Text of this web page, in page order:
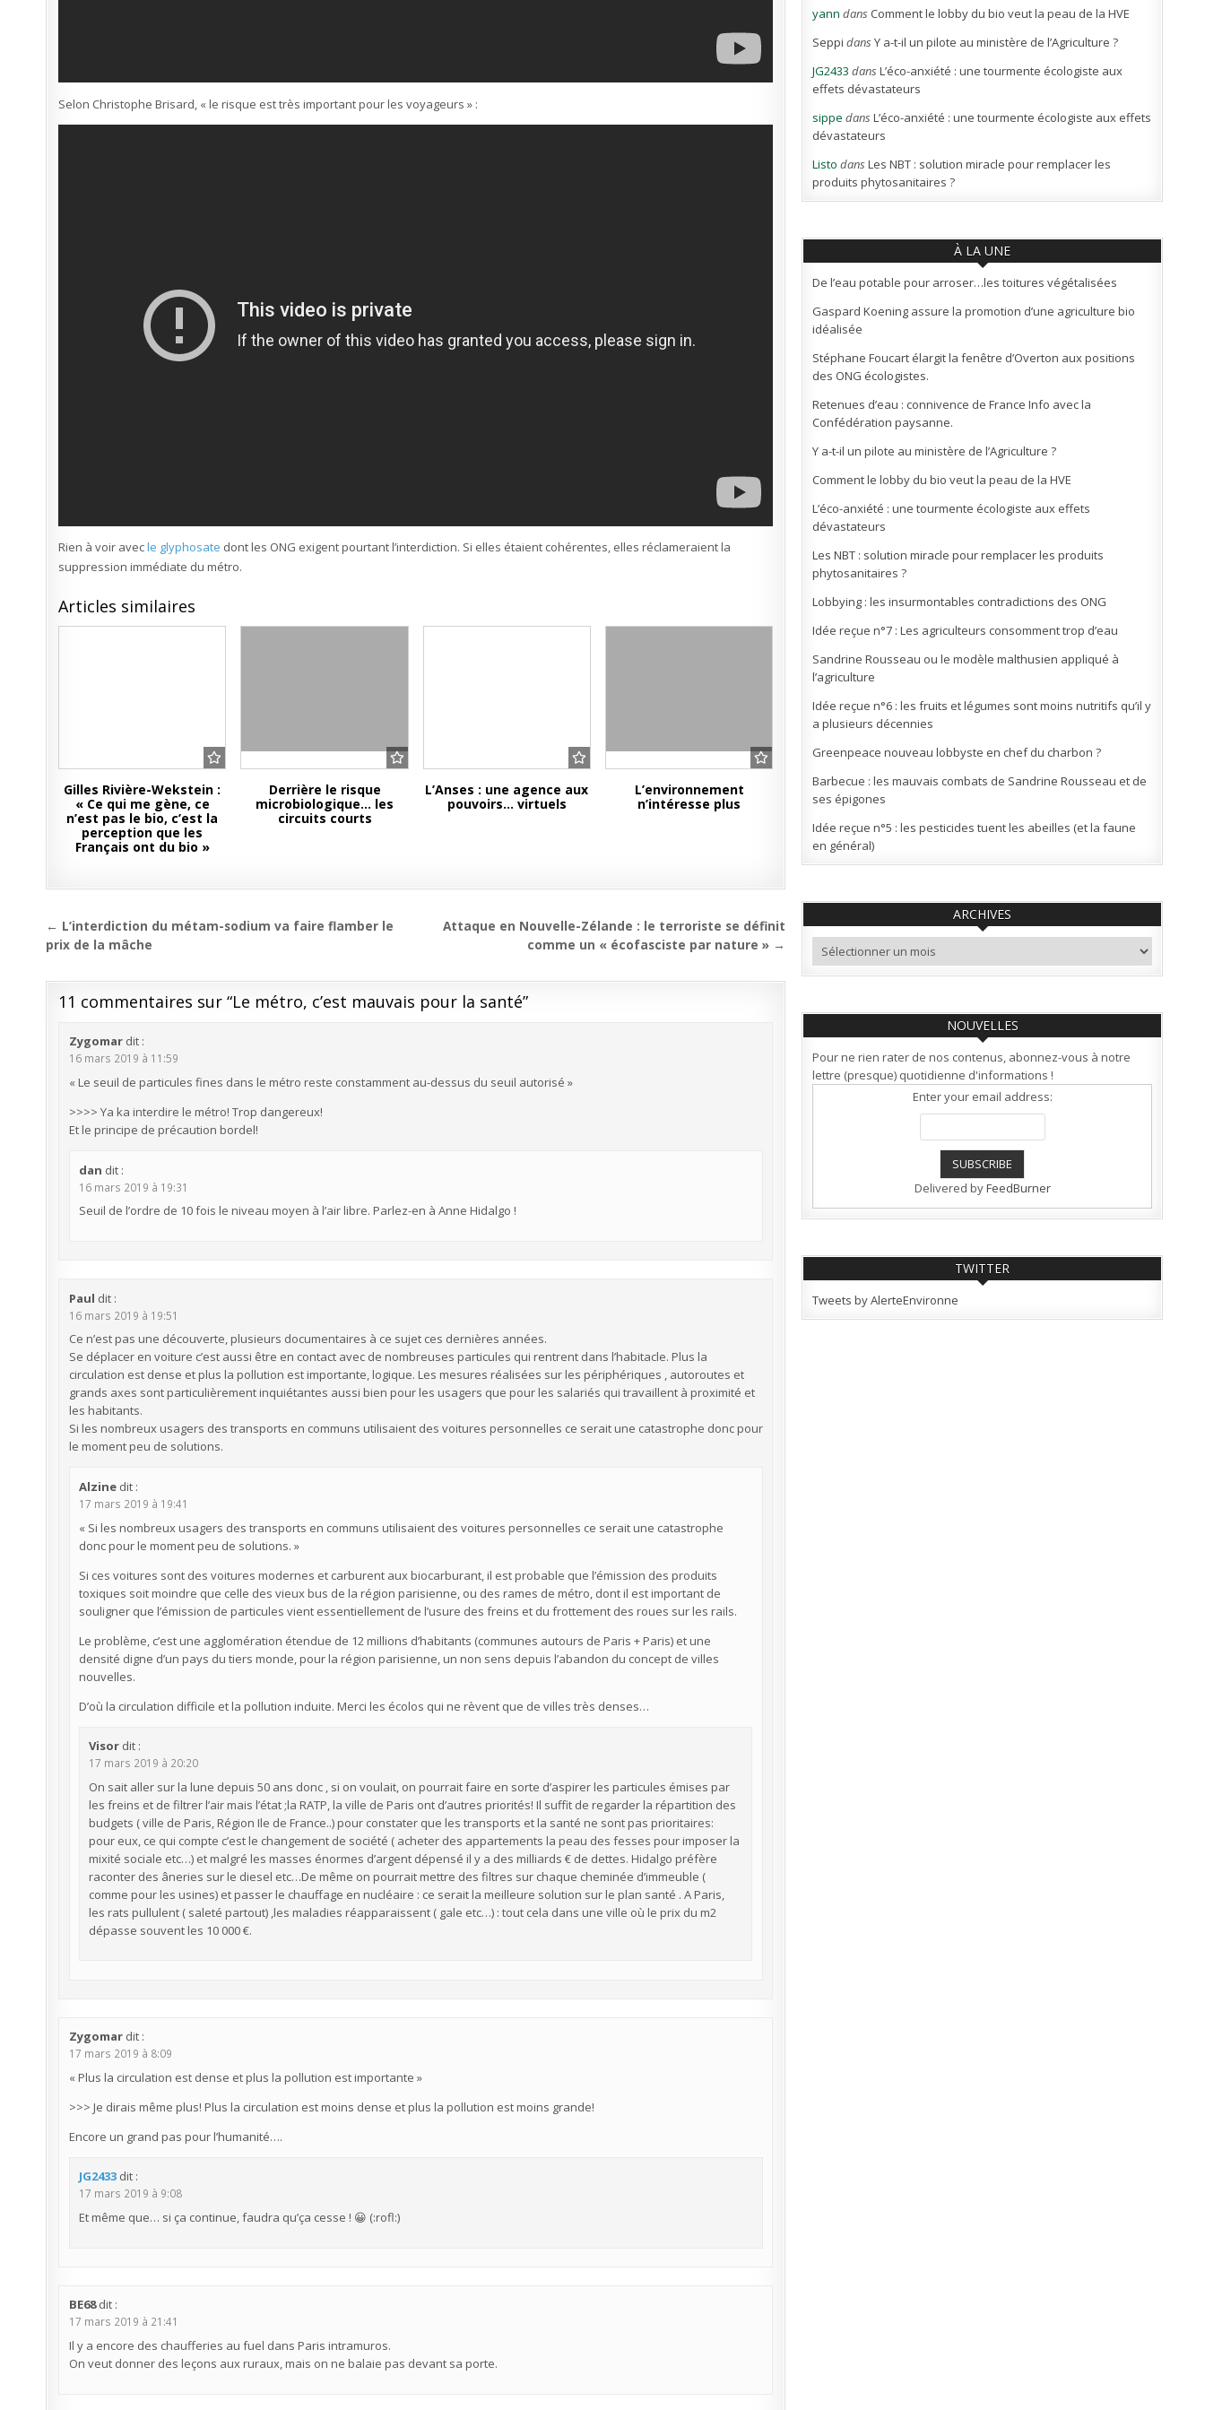
Selon Christophe Brisard, « le risque est très important pour les voyageurs » :
Rien à voir avecle glyphosate dont les ONG exigent pourtant l’interdiction. Si elles étaient cohérentes, elles réclameraient la
suppression immédiate du métro.
Articles similaires
Gilles Rivière-Wekstein :
« Ce qui me gène, ce
n’est pas le bio, c’est la
perception que les
Français ont du bio »
Derrière le risque
microbiologique… les
circuits courts
L’Anses : une agence aux
pouvoirs… virtuels
L’environnement
n’intéresse plus
Navigation
de
l’article
Attaque en Nouvelle-Zélande : le terroriste se définit
comme un « écofasciste par nature » →
← L’interdiction du métam-sodium va faire flamber le
prix de la mâche
11 commentaires sur “Le métro, c’est mauvais pour la santé”
Zygomar dit :
16 mars 2019 à 11:59
« Le seuil de particules fines dans le métro reste constamment au-dessus du seuil autorisé »
>>>> Ya ka interdire le métro! Trop dangereux!
Et le principe de précaution bordel!
dan dit :
16 mars 2019 à 19:31
Seuil de l’ordre de 10 fois le niveau moyen à l’air libre. Parlez-en à Anne Hidalgo !
Paul dit :
16 mars 2019 à 19:51
Ce n’est pas une découverte, plusieurs documentaires à ce sujet ces dernières années.
Se déplacer en voiture c’est aussi être en contact avec de nombreuses particules qui rentrent dans l’habitacle. Plus la
circulation est dense et plus la pollution est importante, logique. Les mesures réalisées sur les périphériques , autoroutes et
grands axes sont particulièrement inquiétantes aussi bien pour les usagers que pour les salariés qui travaillent à proximité et
les habitants.
Si les nombreux usagers des transports en communs utilisaient des voitures personnelles ce serait une catastrophe donc pour
le moment peu de solutions.
Alzine dit :
17 mars 2019 à 19:41
« Si les nombreux usagers des transports en communs utilisaient des voitures personnelles ce serait une catastrophe
donc pour le moment peu de solutions. »
Si ces voitures sont des voitures modernes et carburent aux biocarburant, il est probable que l’émission des produits
toxiques soit moindre que celle des vieux bus de la région parisienne, ou des rames de métro, dont il est important de
souligner que l’émission de particules vient essentiellement de l’usure des freins et du frottement des roues sur les rails.
Le problème, c’est une agglomération étendue de 12 millions d’habitants (communes autours de Paris + Paris) et une
densité digne d’un pays du tiers monde, pour la région parisienne, un non sens depuis l’abandon du concept de villes
nouvelles.
D’où la circulation difficile et la pollution induite. Merci les écolos qui ne rèvent que de villes très denses…
Visor dit :
17 mars 2019 à 20:20
On sait aller sur la lune depuis 50 ans donc , si on voulait, on pourrait faire en sorte d’aspirer les particules émises par
les freins et de filtrer l’air mais l’état ;la RATP, la ville de Paris ont d’autres priorités! Il suffit de regarder la répartition des
budgets ( ville de Paris, Région Ile de France..) pour constater que les transports et la santé ne sont pas prioritaires:
pour eux, ce qui compte c’est le changement de société ( acheter des appartements la peau des fesses pour imposer la
mixité sociale etc…) et malgré les masses énormes d’argent dépensé il y a des milliards € de dettes. Hidalgo préfère
raconter des âneries sur le diesel etc…De même on pourrait mettre des filtres sur chaque cheminée d’immeuble (
comme pour les usines) et passer le chauffage en nucléaire : ce serait la meilleure solution sur le plan santé . A Paris,
les rats pullulent ( saleté partout) ,les maladies réapparaissent ( gale etc…) : tout cela dans une ville où le prix du m2
dépasse souvent les 10 000 €.
Zygomar dit :
17 mars 2019 à 8:09
« Plus la circulation est dense et plus la pollution est importante »
>>> Je dirais même plus! Plus la circulation est moins dense et plus la pollution est moins grande!
Encore un grand pas pour l’humanité….
JG2433 dit :
17 mars 2019 à 9:08
Et même que… si ça continue, faudra qu’ça cesse ! 😀 (:rofl:)
BE68 dit :
17 mars 2019 à 21:41
Il y a encore des chaufferies au fuel dans Paris intramuros.
On veut donner des leçons aux ruraux, mais on ne balaie pas devant sa porte.
yann dans Comment le lobby du bio veut la peau de la HVE
Seppi dansY a-t-il un pilote au ministère de l’Agriculture ?
JG2433 dansL’éco-anxiété : une tourmente écologiste aux
effets dévastateurs
sippe dansL’éco-anxiété : une tourmente écologiste aux effets
dévastateurs
Listo dansLes NBT : solution miracle pour remplacer les
produits phytosanitaires ?
À LA UNE
De l’eau potable pour arroser…les toitures végétalisées
Gaspard Koening assure la promotion d’une agriculture bio
idéalisée
Stéphane Foucart élargit la fenêtre d’Overton aux positions
des ONG écologistes.
Retenues d’eau : connivence de France Info avec la
Confédération paysanne.
Y a-t-il un pilote au ministère de l’Agriculture ?
Comment le lobby du bio veut la peau de la HVE
L’éco-anxiété : une tourmente écologiste aux effets
dévastateurs
Les NBT : solution miracle pour remplacer les produits
phytosanitaires ?
Lobbying : les insurmontables contradictions des ONG
Idée reçue n°7 : Les agriculteurs consomment trop d’eau
Sandrine Rousseau ou le modèle malthusien appliqué à
l’agriculture
Idée reçue n°6 : les fruits et légumes sont moins nutritifs qu’il y
a plusieurs décennies
Greenpeace nouveau lobbyste en chef du charbon ?
Barbecue : les mauvais combats de Sandrine Rousseau et de
ses épigones
Idée reçue n°5 : les pesticides tuent les abeilles (et la faune
en général)
ARCHIVES
Archives
NOUVELLES
Pour ne rien rater de nos contenus, abonnez-vous à notre
lettre (presque) quotidienne d'informations !
Enter your email address:
Delivered byFeedBurner
TWITTER
Tweets by AlerteEnvironne